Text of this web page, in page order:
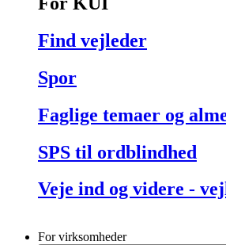
Find vejleder
Spor
Faglige temaer og
SPS til ordblindhed
Veje ind og videre -
For virksomheder